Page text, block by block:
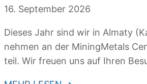
16. September 2026
Dieses Jahr sind wir in Almaty
nehmen an der MiningMetals
teil. Wir freuen uns auf Ihren